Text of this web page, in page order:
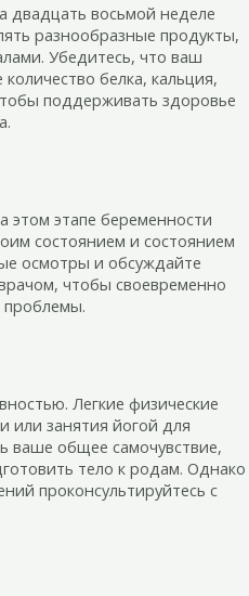
двадцать восьмой неделе
разнообразные продукты,
Убедитесь, что ваш
белка, кальция,
поддерживать здоровье
этом этапе беременности
состоянием и состоянием
осмотры и обсуждайте
чтобы своевременно
Легкие физические
или занятия йогой для
ваше общее самочувствие,
тело к родам. Однако
проконсультируйтесь с